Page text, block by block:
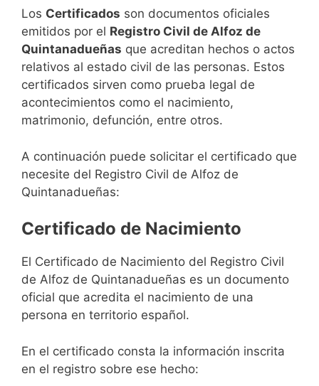
Los Certificados son documentos oficiales
emitidos por el Registro Civil de Alfoz de
Quintanadueñas que acreditan hechos o actos
relativos al estado civil de las personas. Estos
certificados sirven como prueba legal de
acontecimientos como el nacimiento,
matrimonio, defunción, entre otros.
A continuación puede solicitar el certificado que
necesite del Registro Civil de Alfoz de
Quintanadueñas:
Certificado de Nacimiento
El Certificado de Nacimiento del Registro Civil
de Alfoz de Quintanadueñas es un documento
oficial que acredita el nacimiento de una
persona en territorio español.
En el certificado consta la información inscrita
en el registro sobre ese hecho: